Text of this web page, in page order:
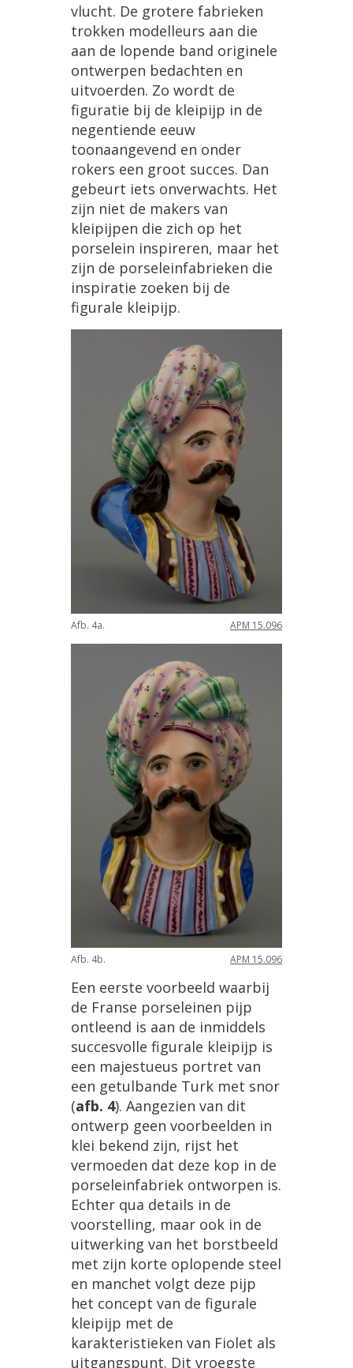
vlucht. De grotere fabrieken
trokken modelleurs aan die
aan de lopende band originele
ontwerpen bedachten en
uitvoerden. Zo wordt de
figuratie bij de kleipijp in de
negentiende eeuw
toonaangevend en onder
rokers een groot succes. Dan
gebeurt iets onverwachts. Het
zijn niet de makers van
kleipijpen die zich op het
porselein inspireren, maar het
zijn de porseleinfabrieken die
inspiratie zoeken bij de
figurale kleipijp.
Afb. 4a. APM 15.096
Afb. 4b. APM 15.096
Een eerste voorbeeld waarbij
de Franse porseleinen pijp
ontleend is aan de inmiddels
succesvolle figurale kleipijp is
een majestueus portret van
een getulbande Turk met snor
(afb. 4). Aangezien van dit
ontwerp geen voorbeelden in
klei bekend zijn, rijst het
vermoeden dat deze kop in de
porseleinfabriek ontworpen is.
Echter qua details in de
voorstelling, maar ook in de
uitwerking van het borstbeeld
met zijn korte oplopende steel
en manchet volgt deze pijp
het concept van de figurale
kleipijp met de
karakteristieken van Fiolet als
uitgangspunt. Dit vroegste